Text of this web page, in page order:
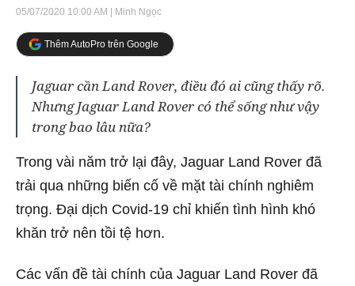
05/07/2020 10:00 AM | Minh Ngọc
Thêm AutoPro trên Google
Jaguar cần Land Rover, điều đó ai cũng thấy rõ.
Nhưng Jaguar Land Rover có thể sống như vậy
trong bao lâu nữa?
Trong vài năm trở lại đây, Jaguar Land Rover đã
trải qua những biến cố về mặt tài chính nghiêm
trọng. Đại dịch Covid-19 chỉ khiến tình hình khó
khăn trở nên tồi tệ hơn.
Các vấn đề tài chính của Jaguar Land Rover đã